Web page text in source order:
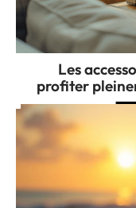
Les
profiter